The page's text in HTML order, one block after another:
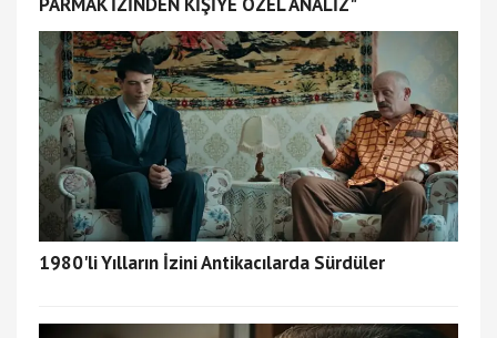
1980'li Yılların İzini Antikacılarda Sürdüler